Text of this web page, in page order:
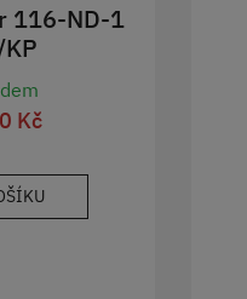
116-ND-1
Kč